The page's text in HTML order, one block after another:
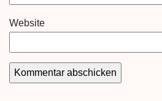
Website